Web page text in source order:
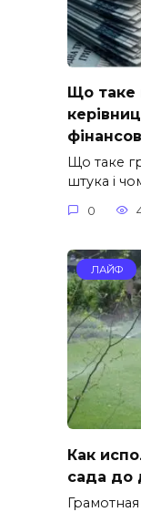
Що таке
Що таке
штука і
0
ЛАЙФ
Как
сада до